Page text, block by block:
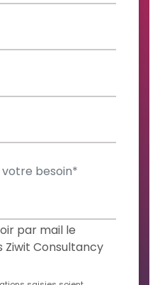
par mail le
Ziwit Consultancy